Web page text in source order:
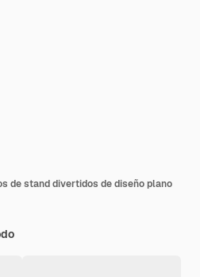
de stand divertidos de diseño plano